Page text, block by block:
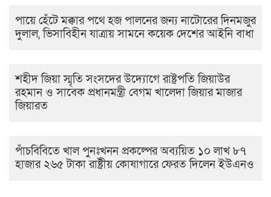
পায়ে হেঁটে মক্কার পথে হজ পালনের জন্য নাটোরের দিনমজুর
দুলাল, ভিসাবিহীন যাত্রায় সামনে কয়েক দেশের আইনি বাধা
শহীদ জিয়া স্মৃতি সংসদের উদ্যোগে রাষ্ট্রপতি জিয়াউর
রহমান ও সাবেক প্রধানমন্ত্রী বেগম খালেদা জিয়ার মাজার
জিয়ারত
পাঁচবিবিতে খাল পুনঃখনন প্রকল্পের অব্যয়িত ১০ লাখ ৮৭
হাজার ২৬৫ টাকা রাষ্ট্রীয় কোষাগারে ফেরত দিলেন ইউএনও